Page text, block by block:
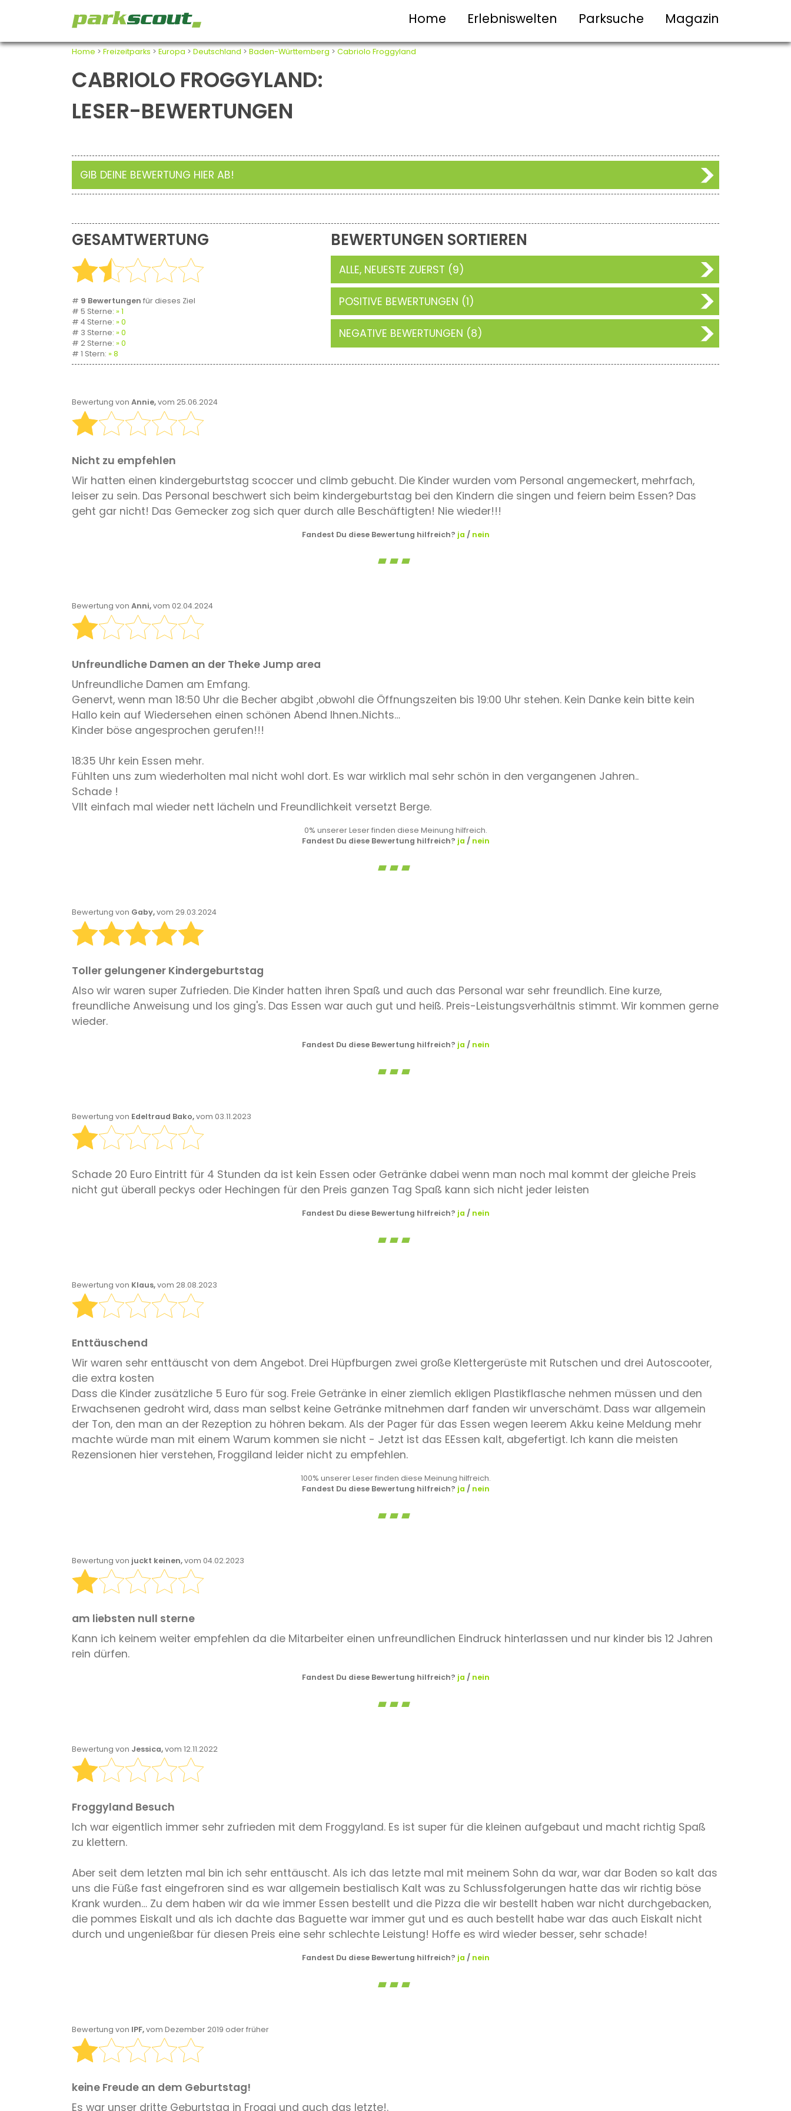
Home Erlebniswelten Parksuche Magazin
Home > Freizeitparks > Europa > Deutschland > Baden-Württemberg > Cabriolo Froggyland
CABRIOLO FROGGYLAND:
LESER-BEWERTUNGEN
GIB DEINE BEWERTUNG HIER AB!
GESAMTWERTUNG
# 9 Bewertungen für dieses Ziel
# 5 Sterne:
1
# 4 Sterne:
0
# 3 Sterne:
0
# 2 Sterne:
0
# 1 Stern:
8
BEWERTUNGEN SORTIEREN
ALLE, NEUESTE ZUERST (9)
POSITIVE BEWERTUNGEN (1)
NEGATIVE BEWERTUNGEN (8)
Bewertung von Annie,vom 25.06.2024
Nicht zu empfehlen
Wir hatten einen kindergeburtstag scoccer und climb gebucht. Die Kinder wurden vom Personal angemeckert, mehrfach,
leiser zu sein. Das Personal beschwert sich beim kindergeburtstag bei den Kindern die singen und feiern beim Essen? Das
geht gar nicht! Das Gemecker zog sich quer durch alle Beschäftigten! Nie wieder!!!
Fandest Du diese Bewertung hilfreich? ja / nein
Bewertung von Anni,vom 02.04.2024
Unfreundliche Damen an der Theke Jump area
Unfreundliche Damen am Emfang.
Genervt, wenn man 18:50 Uhr die Becher abgibt ,obwohl die Öffnungszeiten bis 19:00 Uhr stehen. Kein Danke kein bitte kein
Hallo kein auf Wiedersehen einen schönen Abend Ihnen..Nichts…
Kinder böse angesprochen gerufen!!!
18:35 Uhr kein Essen mehr.
Fühlten uns zum wiederholten mal nicht wohl dort. Es war wirklich mal sehr schön in den vergangenen Jahren..
Schade !
Vllt einfach mal wieder nett lächeln und Freundlichkeit versetzt Berge.
0% unserer Leser finden diese Meinung hilfreich.
Fandest Du diese Bewertung hilfreich? ja / nein
Bewertung von Gaby,vom 29.03.2024
Toller gelungener Kindergeburtstag
Also wir waren super Zufrieden. Die Kinder hatten ihren Spaß und auch das Personal war sehr freundlich. Eine kurze,
freundliche Anweisung und los ging's. Das Essen war auch gut und heiß. Preis-Leistungsverhältnis stimmt. Wir kommen gerne
wieder.
Fandest Du diese Bewertung hilfreich? ja / nein
Bewertung von Edeltraud Bako,vom 03.11.2023
Schade 20 Euro Eintritt für 4 Stunden da ist kein Essen oder Getränke dabei wenn man noch mal kommt der gleiche Preis
nicht gut überall peckys oder Hechingen für den Preis ganzen Tag Spaß kann sich nicht jeder leisten
Fandest Du diese Bewertung hilfreich? ja / nein
Bewertung von Klaus,vom 28.08.2023
Enttäuschend
Wir waren sehr enttäuscht von dem Angebot. Drei Hüpfburgen zwei große Klettergerüste mit Rutschen und drei Autoscooter,
die extra kosten
Dass die Kinder zusätzliche 5 Euro für sog. Freie Getränke in einer ziemlich ekligen Plastikflasche nehmen müssen und den
Erwachsenen gedroht wird, dass man selbst keine Getränke mitnehmen darf fanden wir unverschämt. Dass war allgemein
der Ton, den man an der Rezeption zu höhren bekam. Als der Pager für das Essen wegen leerem Akku keine Meldung mehr
machte würde man mit einem Warum kommen sie nicht - Jetzt ist das EEssen kalt, abgefertigt. Ich kann die meisten
Rezensionen hier verstehen, Froggiland leider nicht zu empfehlen.
100% unserer Leser finden diese Meinung hilfreich.
Fandest Du diese Bewertung hilfreich? ja / nein
Bewertung von juckt keinen,vom 04.02.2023
am liebsten null sterne
Kann ich keinem weiter empfehlen da die Mitarbeiter einen unfreundlichen Eindruck hinterlassen und nur kinder bis 12 Jahren
rein dürfen.
Fandest Du diese Bewertung hilfreich? ja / nein
Bewertung von Jessica,vom 12.11.2022
Froggyland Besuch
Ich war eigentlich immer sehr zufrieden mit dem Froggyland. Es ist super für die kleinen aufgebaut und macht richtig Spaß
zu klettern.
Aber seit dem letzten mal bin ich sehr enttäuscht. Als ich das letzte mal mit meinem Sohn da war, war dar Boden so kalt das
uns die Füße fast eingefroren sind es war allgemein bestialisch Kalt was zu Schlussfolgerungen hatte das wir richtig böse
Krank wurden… Zu dem haben wir da wie immer Essen bestellt und die Pizza die wir bestellt haben war nicht durchgebacken,
die pommes Eiskalt und als ich dachte das Baguette war immer gut und es auch bestellt habe war das auch Eiskalt nicht
durch und ungenießbar für diesen Preis eine sehr schlechte Leistung! Hoffe es wird wieder besser, sehr schade!
Fandest Du diese Bewertung hilfreich? ja / nein
Bewertung von IPF,vom Dezember 2019 oder früher
keine Freude an dem Geburtstag!
Es war unser dritte Geburtstag in Froggi und auch das letzte!.